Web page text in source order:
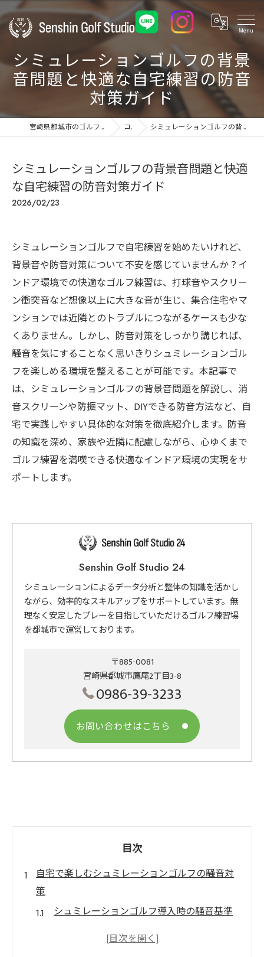
シミュレーションゴルフの背景
音問題と快適な自宅練習の防音
対策ガイド
宮崎県都城市のゴルフ練習場ならSenshin Golf Studio 24 コラム シミュレーションゴルフの背景音問題と快適な自宅練習の防音対策ガイド
シミュレーションゴルフの背景音問題と快適
な自宅練習の防音対策ガイド
2026/02/23
シミュレーションゴルフで自宅練習を始めたいけれど、
背景音や防音対策について不安を感じていませんか？イ
ンドア環境での快適なゴルフ練習は、打球音やスクリー
ン衝突音など想像以上に大きな音が生じ、集合住宅やマ
ンションでは近隣とのトラブルにつながるケースも少な
くありません。しかし、防音対策をしっかり講じれば、
騒音を気にすることなく思いきりシュミレーションゴル
フを楽しめる環境を整えることが可能です。本記事で
は、シミュレーションゴルフの背景音問題を解説し、消
音スクリーンや防振マット、DIYできる防音方法など、自
宅で実践しやすい具体的な対策を徹底紹介します。防音
の知識を深め、家族や近隣に配慮しながら、心ゆくまで
ゴルフ練習を満喫できる快適なインドア環境の実現をサ
ポートします。
Senshin Golf Studio 24
シミュレーションによるデータ分析と整体の知識を活かし
ながら、効率的なスキルアップをサポートしています。無
理なく安定したプレーを目指していただけるゴルフ練習場
を都城市で運営しております。
〒885-0081
宮崎県都城市鷹尾2丁目3-8
0986-39-3233
お問い合わせはこちら
目次
自宅で楽しむシュミレーションゴルフの騒音対
策
シュミレーションゴルフ導入時の騒音基準